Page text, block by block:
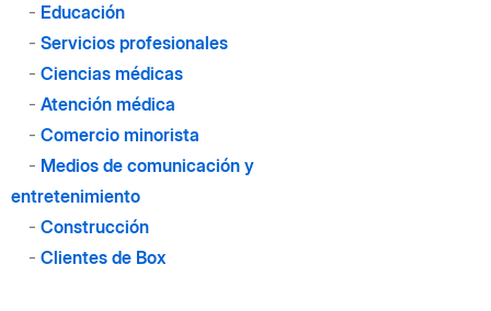
- Educación
- Servicios profesionales
- Ciencias médicas
- Atención médica
- Comercio minorista
- Medios de comunicación y
entretenimiento
- Construcción
- Clientes de Box